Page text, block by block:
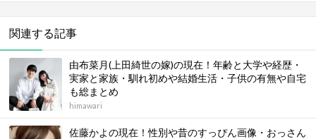
関連する記事
由布菜月(上田綺世の嫁)の現在！年齢と大学や経歴・
実家と家族・馴れ初めや結婚生活・子供の有無や自宅
も総まとめ
himawari
佐藤かよの現在！性別や昔のすっぴん画像・おっさん